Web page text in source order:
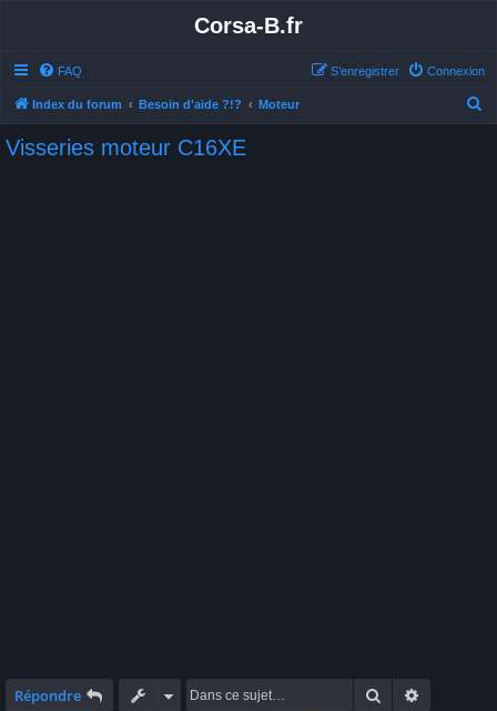
Corsa-B.fr
FAQ Connexion
S’enregistrer
Index du forum Besoin d'aide ?!? Moteur
Visseries moteur C16XE
Répondre Rechercher